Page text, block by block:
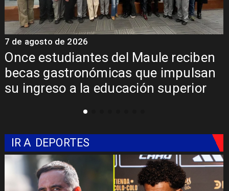
Once estudiantes del Maule reciben
becas gastronómicas que impulsan
su ingreso a la educación superior
7 de agosto de 2026
IR A DEPORTES